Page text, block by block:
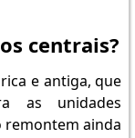
centrais?
e antiga, que
as unidades
remontem ainda